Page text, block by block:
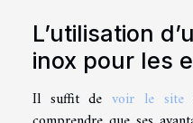
L’utilisation
inox pour les
Il suffit devoir le site